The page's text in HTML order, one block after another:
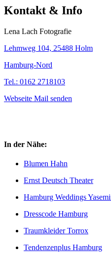
Kontakt & Info
Lena Lach Fotografie
Lehmweg 104, 25488 Holm
Hamburg-Nord
Tel.: 0162 2718103
Webseite Mail senden
In der Nähe:
Blumen Hahn
Ernst Deutsch Theater
Hamburg Weddings
Dresscode Hamburg
Traumkleider Torrox
Tendenzenplus Hamburg